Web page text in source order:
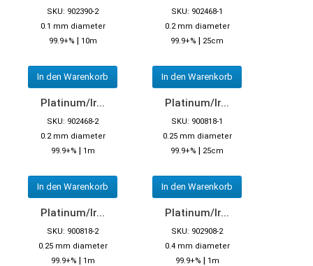
SKU: 902390-2
0.1 mm diameter
99.9+% | 10m
In den Warenkorb
SKU: 902468-1
0.2 mm diameter
99.9+% | 25cm
In den Warenkorb
Platinum/Ir...
SKU: 902468-2
0.2 mm diameter
99.9+% | 1m
In den Warenkorb
Platinum/Ir...
SKU: 900818-1
0.25 mm diameter
99.9+% | 25cm
In den Warenkorb
Platinum/Ir...
SKU: 900818-2
0.25 mm diameter
99.9+% | 1m
Platinum/Ir...
SKU: 902908-2
0.4 mm diameter
99.9+% | 1m